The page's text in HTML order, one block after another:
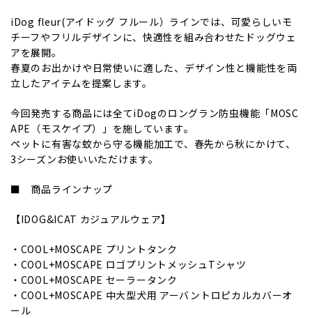
iDog fleur(アイドッグ フルール）ラインでは、可愛らしいモ
チーフやフリルデザインに、快適性を組み合わせたドッグウェ
アを展開。
春夏のお出かけや日常使いに適した、デザイン性と機能性を両
立したアイテムを提案します。
今回発売する商品には全てiDogのロングラン防虫機能「MOSC
APE（モスケイプ）」を施しています。
ペットに有害な蚊から守る機能加工で、春先から秋にかけて、
3シーズンお使いいただけます。
■ 商品ラインナップ
【IDOG&ICAT カジュアルウェア】
・COOL+MOSCAPE プリントタンク
・COOL+MOSCAPE ロゴプリントメッシュTシャツ
・COOL+MOSCAPE セーラータンク
・COOL+MOSCAPE 中大型犬用 アーバントロピカルカバーオ
ール